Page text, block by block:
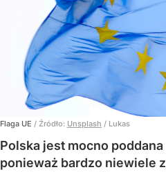
Flaga UE / Źródło: Unsplash / Lukas
Polska jest mocno
ponieważ bardzo niewiele